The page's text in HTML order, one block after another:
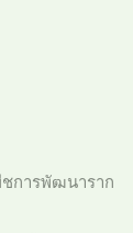
ชการพัฒนาราก